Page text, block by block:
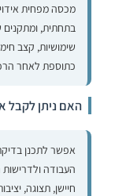
מכסה מפחית
בתחתית, ומתקנים
שימושיות, קצב
כתוספת לאחר
האם ניתן לקבל
אפשר לתכנן
העבודה
חיישן, תצוגה,